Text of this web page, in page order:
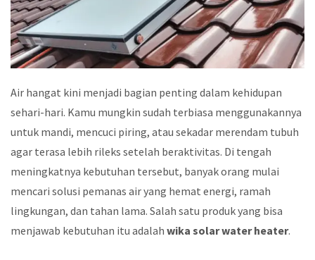
Air hangat kini menjadi bagian penting dalam kehidupan
sehari-hari. Kamu mungkin sudah terbiasa menggunakannya
untuk mandi, mencuci piring, atau sekadar merendam tubuh
agar terasa lebih rileks setelah beraktivitas. Di tengah
meningkatnya kebutuhan tersebut, banyak orang mulai
mencari solusi pemanas air yang hemat energi, ramah
lingkungan, dan tahan lama. Salah satu produk yang bisa
menjawab kebutuhan itu adalah wika solar water heater.